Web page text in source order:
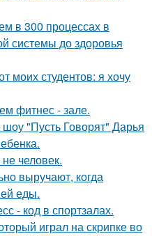
в 300 процессах в
системы до здоровья
моих студентов: я хочу
фитнес - зале.
"Пусть Говорят" Дарья
человек.
выручают, когда
еды.
- код в спортзалах.
играл на скрипке во